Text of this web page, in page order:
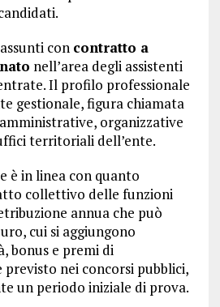
con contratto a
nell’area degli assistenti
Il profilo professionale
gestionale, figura chiamata
organizzative
territoriali dell’ente.
è in linea con quanto
collettivo delle funzioni
annua che può
cui si aggiungono
bonus e premi di
nei concorsi pubblici,
un periodo iniziale di prova.